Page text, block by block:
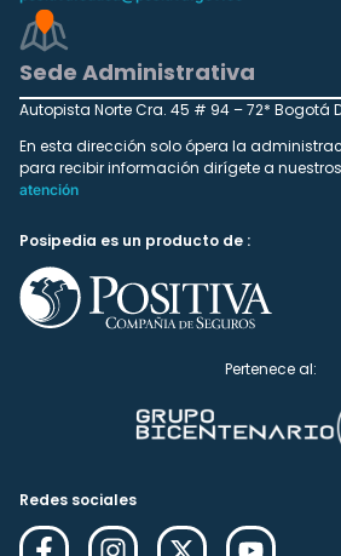
Sede Administrativa
Autopista Norte Cra. 45 # 94 – 72* Bogotá
En esta dirección solo ópera la
para recibir información dirígete a nuestros
atención
Posipedia es un producto de :
Pertenece al:
Redes sociales